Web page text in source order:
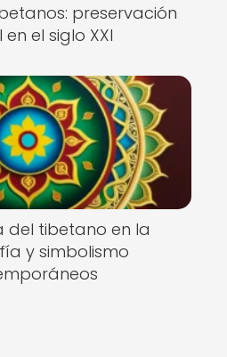
preservación
el siglo XXI
del tibetano en la
y simbolismo